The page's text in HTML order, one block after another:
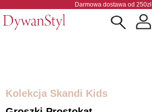
Darmowa dostawa od 250zł
Kolekcja Skandi Kids